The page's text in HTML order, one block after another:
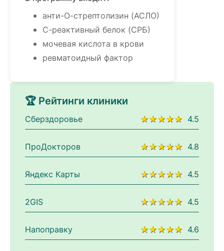
анти-О-стрептолизин (АСЛО)
С-реактивный белок (СРБ)
мочевая кислота в крови
ревматоидный фактор
🏆 Рейтинги клиники
Сберздоровье ★★★★★ 4.5
ПроДокторов ★★★★★ 4.8
Яндекс Карты ★★★★★ 4.5
2GIS ★★★★★ 4.5
Напоправку ★★★★★ 4.6